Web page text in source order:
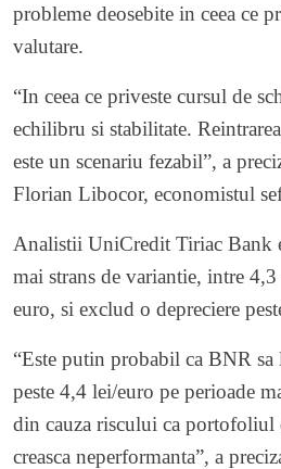
probleme deosebite in ceea ce
valutare.
“In ceea ce priveste cursul de
echilibru si stabilitate.
este un scenariu fezabil”, a
Florian Libocor, economistul
Analistii UniCredit Tiriac Bank
mai strans de variantie, intre
euro, si exclud o depreciere
“Este putin probabil ca BNR sa
peste 4,4 lei/euro pe perioade
din cauza riscului ca portofoliul
creasca neperformanta”, a